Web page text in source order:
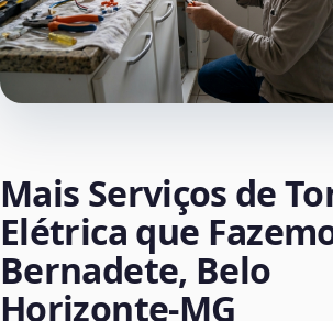
Mais Serviços de
Elétrica que
Bernadete, Belo
Horizonte‑MG